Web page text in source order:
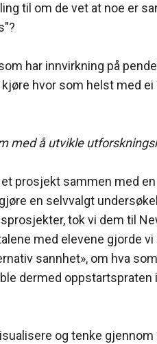
til om de vet at noe er
har innvirkning på
hvor som helst med
med å utvikle
prosjekt sammen med
en selvvalgt
tok vi dem til
med elevene gjorde
sannhet», om hva
dermed oppstartspraten
og tenke